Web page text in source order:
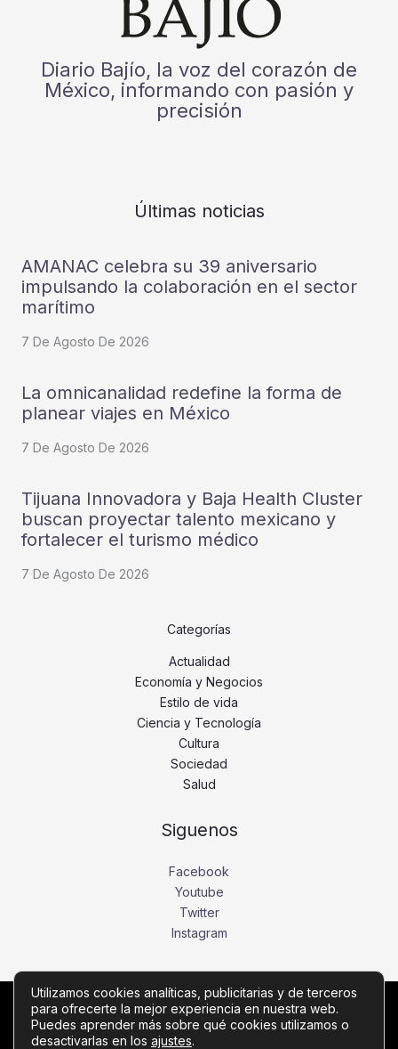
Diario Bajío, la voz del corazón de
México, informando con pasión y
precisión
Últimas noticias
AMANAC celebra su 39 aniversario
impulsando la colaboración en el sector
marítimo
7 De Agosto De 2026
La omnicanalidad redefine la forma de
planear viajes en México
7 De Agosto De 2026
Tijuana Innovadora y Baja Health Cluster
buscan proyectar talento mexicano y
fortalecer el turismo médico
7 De Agosto De 2026
Categorías
Actualidad
Economía y Negocios
Estilo de vida
Ciencia y Tecnología
Cultura
Sociedad
Salud
Siguenos
Facebook
Youtube
Twitter
Instagram
Copyright © Todos los derechos reservados -
diariobajio.com
Utilizamos cookies analíticas, publicitarias y de terceros
para ofrecerte la mejor experiencia en nuestra web.
Puedes aprender más sobre qué cookies utilizamos o
desactivarlas en los ajustes.